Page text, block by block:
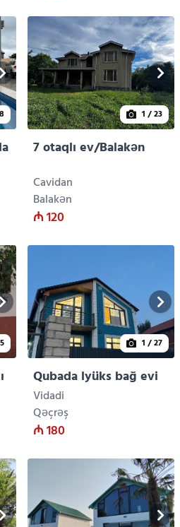
1 / 23
7 otaqlı ev/Balakən
Cavidan
Balakən
₼ 120
1 / 27
Qubada lyüks bağ evi
Vidadi
Qəçrəş
₼ 180